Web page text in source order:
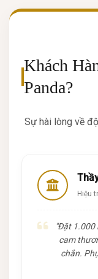
Khách
Panda?
Sự hài lòng về
Hiệu
"Đặt 1.000
cam
chắn.